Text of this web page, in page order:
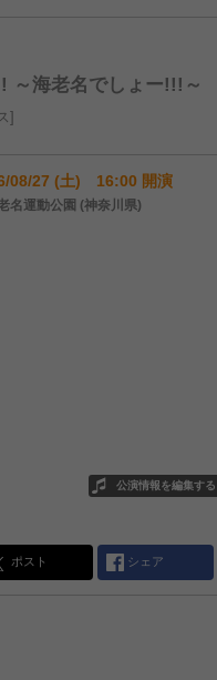
～海老名でしょー!!!～
08/27 (土) 16:00 開演
名運動公園 (神奈川県)
公演情報を編集する
ポスト シェア